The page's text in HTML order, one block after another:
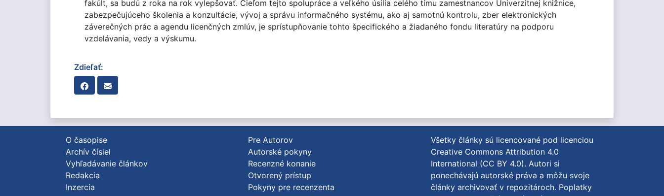
fakúlt, sa budú z roka na rok vylepšovať. Cieľom tejto spolupráce a veľkého úsilia celého tímu zamestnancov Univerzitnej knižnice,
zabezpečujúceho školenia a konzultácie, vývoj a správu informačného systému, ako aj samotnú kontrolu, zber elektronických
záverečných prác a agendu licenčných zmlúv, je sprístupňovanie tohto špecifického a žiadaného fondu literatúry na podporu
vzdelávania, vedy a výskumu.
Zdieľať:
O časopise
Archív čísiel
Vyhľadávanie článkov
Redakcia
Inzercia
Pre Autorov
Autorské pokyny
Recenzné konanie
Otvorený prístup
Pokyny pre recenzenta
Všetky články sú licencované pod licenciou
Creative Commons Attribution 4.0
International (CC BY 4.0). Autori si
ponechávajú autorské práva a môžu svoje
články archivovať v repozitároch. Poplatky